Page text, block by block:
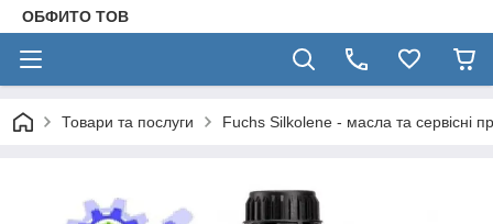
ОБФИТО ТОВ
Товари та послуги Fuchs Silkolene - масла та сервісні